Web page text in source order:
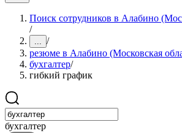
Поиск сотрудников в Алабино
/
... /
резюме в Алабино (Московская
бухгалтер/
гибкий график
бухгалтер